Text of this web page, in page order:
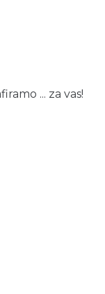
... za vas!